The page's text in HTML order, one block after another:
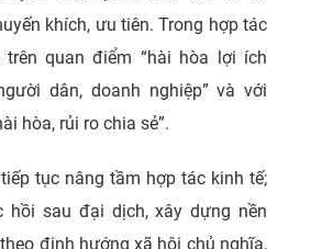
khích, ưu tiên. Trong hợp tác
quan điểm “hài hòa lợi ích
dân, doanh nghiệp” và với
hòa, rủi ro chia sẻ”.
tục nâng tầm hợp tác kinh tế;
hồi sau đại dịch, xây dựng nền
định hướng xã hội chủ nghĩa,